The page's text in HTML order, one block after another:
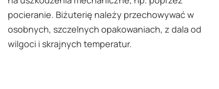
pocieranie. Biżuterię należy przechowywać w
osobnych, szczelnych opakowaniach, z dala od
wilgoci i skrajnych temperatur.